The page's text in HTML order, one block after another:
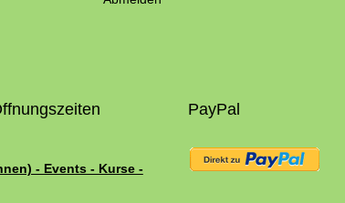
- Events - Kurse -
PayPal